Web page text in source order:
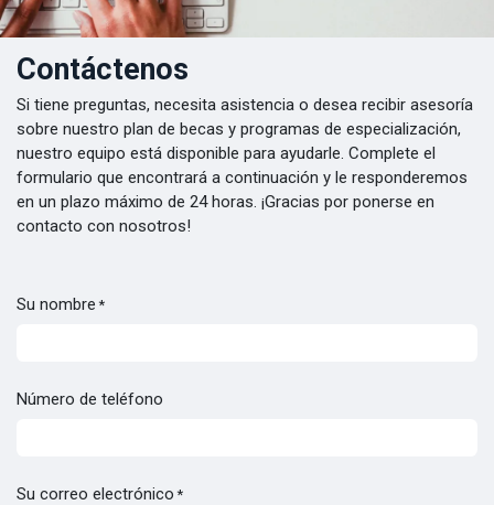
Contáctenos
Si tiene preguntas, necesita asistencia o desea recibir asesoría
sobre nuestro plan de becas y programas de especialización,
nuestro equipo está disponible para ayudarle. Complete el
formulario que encontrará a continuación y le responderemos
en un plazo máximo de 24 horas. ¡Gracias por ponerse en
contacto con nosotros!
Su nombre *
Número de teléfono
Su correo electrónico *